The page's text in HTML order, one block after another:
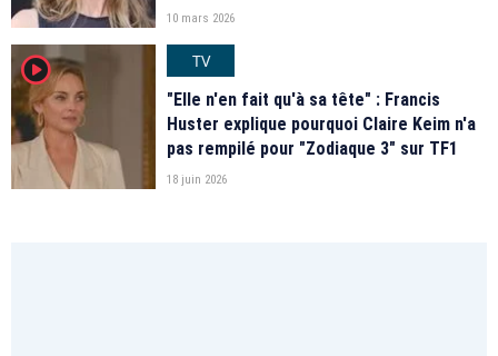
10 mars 2026
player2
TV
"Elle n'en fait qu'à sa tête" : Francis
Huster explique pourquoi Claire Keim n'a
pas rempilé pour "Zodiaque 3" sur TF1
18 juin 2026